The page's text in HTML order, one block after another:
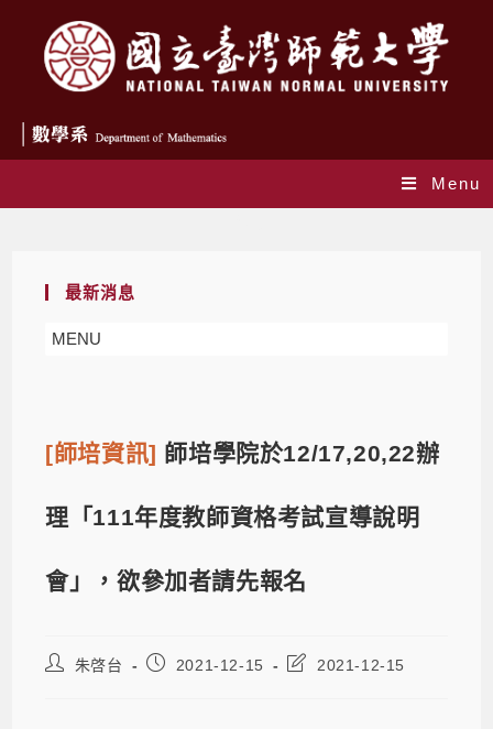
Menu
最新消息
MENU
[師培資訊] 師培學院於12/17,20,22辦
理「111年度教師資格考試宣導說明
會」，欲參加者請先報名
朱啓台 2021-12-15 2021-12-15